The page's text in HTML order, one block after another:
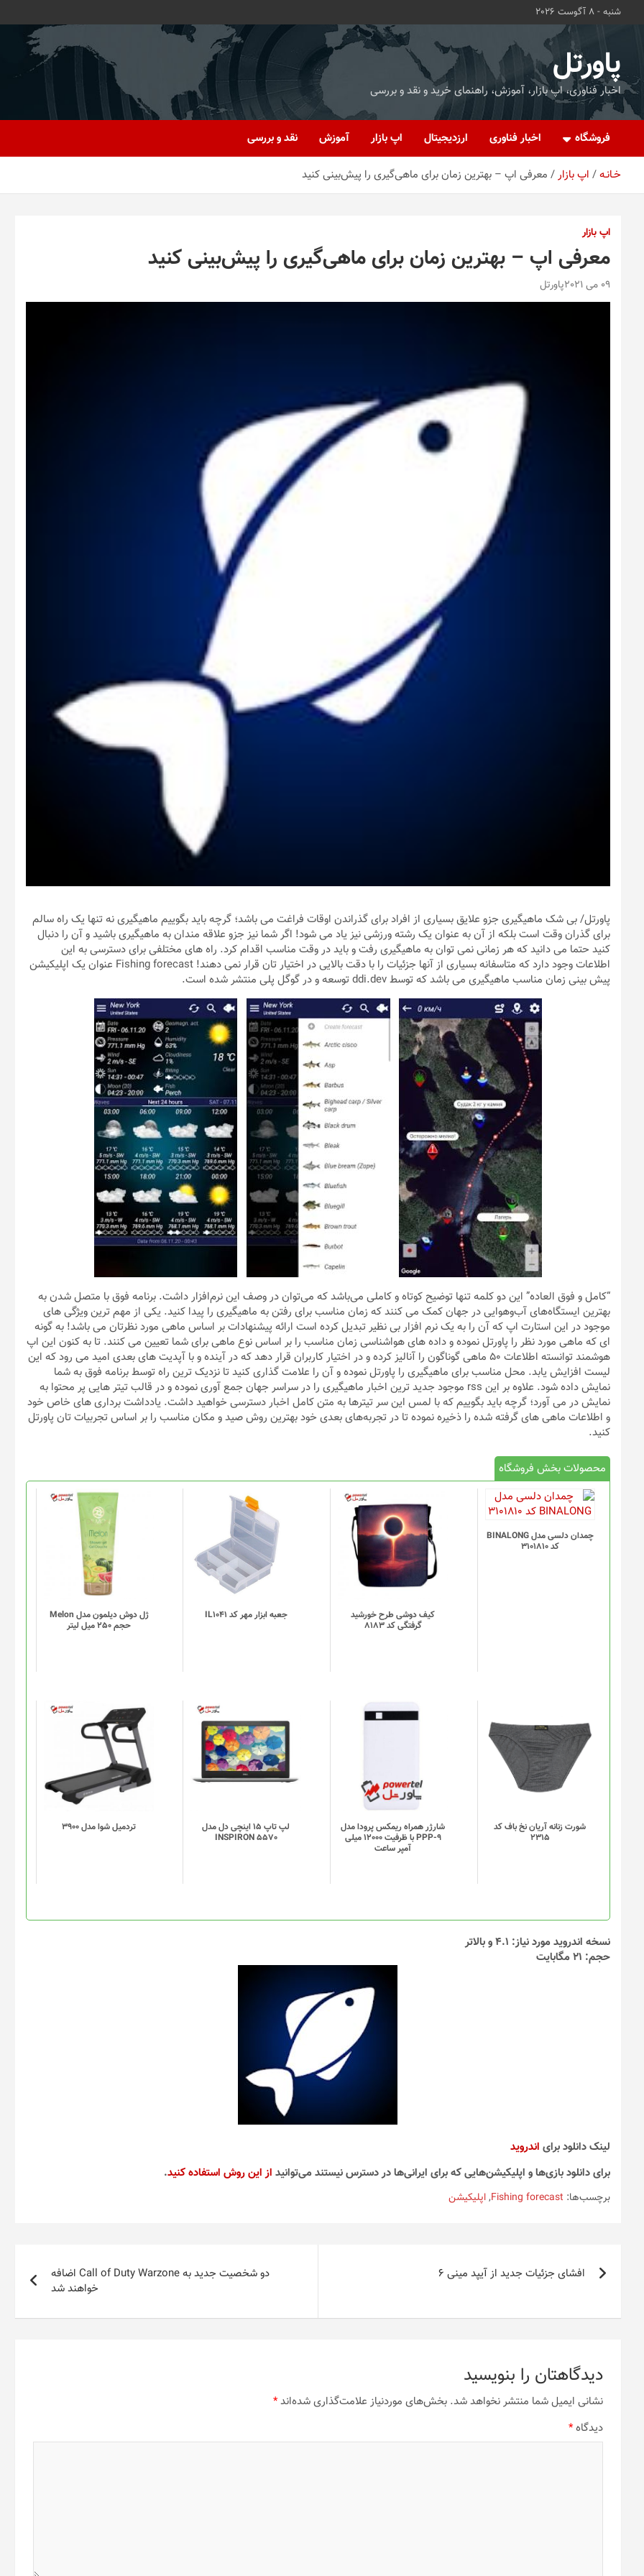
شنبه - 8 آگوست 2026
پاورتل
اخبار فناوری، اپ بازار، آموزش، راهنمای خرید و نقد و بررسی
فروشگاه اخبار فناوری ارزدیجیتال اپ بازار آموزش نقد و بررسی
خـانـه اپ بازار معرفی اپ – بهترین زمان برای ماهی‌گیری را پیش‌بینی کنید
اپ بازار
معرفی اپ – بهترین زمان برای ماهی‌گیری را پیش‌بینی کنید
09 می 2021 پاورتل
پاورتل/ بی شک ماهیگیری جزو علایق بسیاری از افراد برای گذراندن اوقات فراغت می باشد؛ گرچه باید بگوییم ماهیگیری نه تنها یک راه سالم
برای گذران وقت است بلکه از آن به عنوان یک رشته ورزشی نیز یاد می شود! اگر شما نیز جزو علاقه مندان به ماهیگیری باشید و آن را دنبال
کنید حتما می دانید که هر زمانی نمی توان به ماهیگیری رفت و باید در وقت مناسب اقدام کرد. راه های مختلفی برای دسترسی به این
اطلاعات وجود دارد که متاسفانه بسیاری از آنها جزئیات را با دقت بالایی در اختیار تان قرار نمی دهند! Fishing forecast عنوان یک اپلیکیشن
پیش بینی زمان مناسب ماهیگیری می باشد که توسط ddi.dev توسعه و در گوگل پلی منتشر شده است.
“کامل و فوق العاده” این دو کلمه تنها توضیح کوتاه و کاملی می‌باشد که می‌توان در وصف این نرم‌افزار داشت. برنامه فوق با متصل شدن به
بهترین ایستگاه‌های آب‌و‌هوایی در جهان کمک می کنند که زمان مناسب برای رفتن به ماهیگیری را پیدا کنید. یکی از مهم ترین ویژگی های
موجود در این استارت اپ که آن را به یک نرم افزار بی نظیر تبدیل کرده است ارائه پیشنهادات بر اساس ماهی مورد نظرتان می باشد! به گونه
ای که ماهی مورد نظر را پاورتل نموده و داده های هواشناسی زمان مناسب را بر اساس نوع ماهی برای شما تعیین می کنند. تا به کنون این اپ
هوشمند توانسته اطلاعات 50 ماهی گوناگون را آنالیز کرده و در اختیار کاربران قرار دهد که در آینده و با آپدیت های بعدی امید می رود که این
لیست افزایش یابد. محل مناسب برای ماهیگیری را پاورتل نموده و آن را علامت گذاری کنید تا نزدیک ترین راه توسط برنامه فوق به شما
نمایش داده شود. علاوه بر این rss موجود جدید ترین اخبار ماهیگیری را در سراسر جهان جمع آوری نموده و در قالب تیتر هایی پر محتوا به
نمایش در می آورد؛ گرچه باید بگوییم که با لمس این سر تیترها به متن کامل اخبار دسترسی خواهید داشت. یادداشت برداری های خاص خود
و اطلاعات ماهی های گرفته شده را ذخیره نموده تا در تجربه‌های بعدی خود بهترین روش صید و مکان مناسب را بر اساس تجربیات تان پاورتل
کنید.
محصولات بخش فروشگاه
چمدان دلسی مدل BINALONG
کد 3101810
کیف دوشی طرح خورشید
گرفتگی کد 8183
جعبه ابزار مهر کد IL1041
این
محصول
دارای
انواع
مختلفی
می
گزینه
محصول
انتخاب
شوند
ژل دوش دیلمون مدل Melon
حجم 250 میل لیتر
شورت زنانه آریان نخ باف کد
2315
این
محصول
دارای
انواع
مختلفی
می
گزینه
ها
محصول
انتخاب
شوند
شارژر همراه ریمکس پرودا مدل
PPP-9 با ظرفیت 12000 میلی
آمپر ساعت
لپ تاپ 15 اینچی دل مدل
INSPIRON 5570
تردميل شوا مدل 3900
نسخه اندروید مورد نیاز: 4.1 و بالاتر
حجم: 21 مگابایت
لینک دانلود برای اندروید
برای دانلود بازی‌ها و اپلیکیشن‌هایی که برای ایرانی‌ها در دسترس نیستند می‌توانید از این روش استفاده کنید.
برچسب‌ها: Fishing forecast
,اپلیکیشن
راهبری
نوشتهافشای جزئیات جدید از آیپد مینی 6
دو شخصیت جدید به Call of Duty Warzone اضافه
خواهند شد
دیدگاهتان را بنویسید
نشانی ایمیل شما منتشر نخواهد شد. بخش‌های موردنیاز علامت‌گذاری شده‌اند*
دیدگاه*